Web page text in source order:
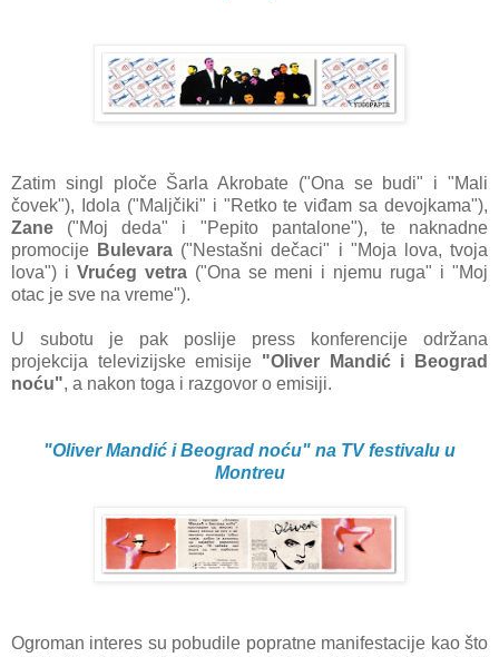
Zatim singl ploče Šarla Akrobate ("Ona se budi" i "Mali
čovek"), Idola("Maljčiki" i "Retko te viđam sa devojkama"),
Zane ("Moj deda" i "Pepito pantalone"), te naknadne
promocije Bulevara ("Nestašni dečaci" i "Moja lova, tvoja
lova") i Vrućeg vetra ("Ona se meni i njemu ruga" i "Moj
otac je sve na vreme").
U subotu je pak poslije press konferencije održana
projekcija televizijske emisije "Oliver Mandić i Beograd
noću", a nakon toga i razgovor o emisiji.
"Oliver Mandić i Beograd noću" na TV festivalu u
Montreu
Ogroman interes su pobudile popratne manifestacije kao što